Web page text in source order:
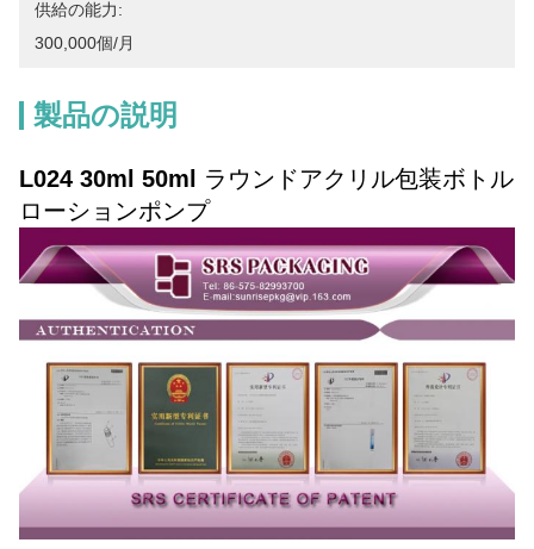
供給の能力:
300,000個/月
製品の説明
L024 30ml 50ml ラウンドアクリル包装ボトル
ローションポンプ